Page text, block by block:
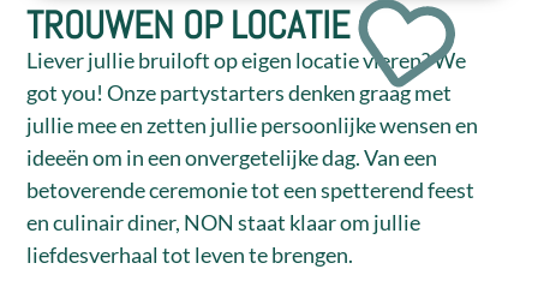
TROUWEN OP LOCATIE
Liever jullie bruiloft op eigen locatie vieren? We
got you! Onze partystarters denken graag met
jullie mee en zetten jullie persoonlijke wensen en
ideeën om in een onvergetelijke dag. Van een
betoverende ceremonie tot een spetterend feest
en culinair diner, NON staat klaar om jullie
liefdesverhaal tot leven te brengen.